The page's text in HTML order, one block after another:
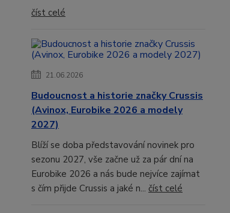
číst celé
21.06.2026
Budoucnost a historie značky Crussis
(Avinox, Eurobike 2026 a modely
2027)
Blíží se doba představování novinek pro
sezonu 2027, vše začne už za pár dní na
Eurobike 2026 a nás bude nejvíce zajímat
s čím přijde Crussis a jaké n... číst celé